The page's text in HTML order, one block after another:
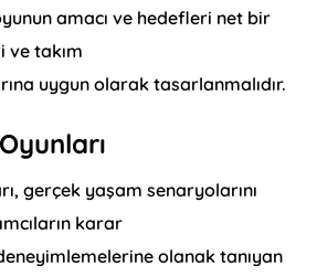
amacı ve hedefleri net bir
ve takım
uygun olarak tasarlanmalıdır.
gerçek yaşam senaryolarını
karar
olanak tanıyan